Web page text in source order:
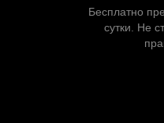
Бесплатно
сутки. Не